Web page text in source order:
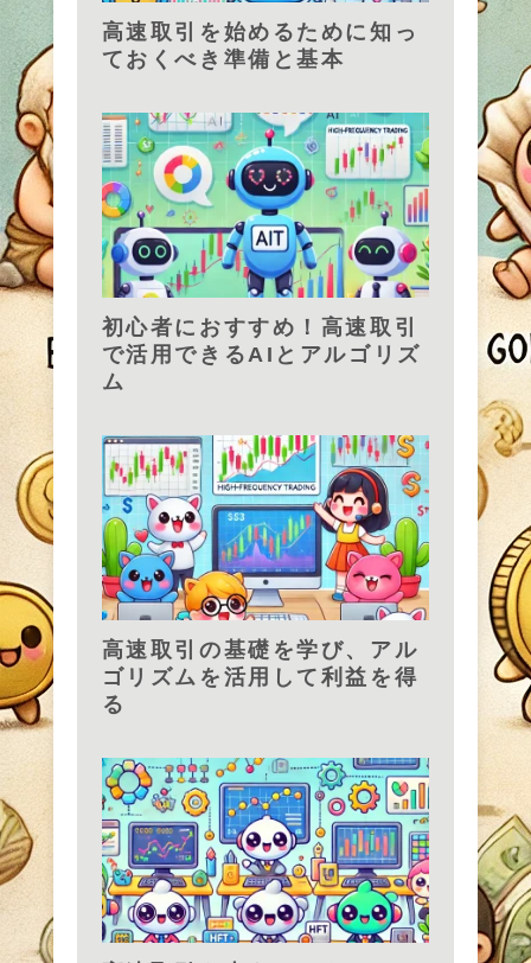
高速取引を始めるために知っ
ておくべき準備と基本
初心者におすすめ！高速取引
で活用できるAIとアルゴリズ
ム
高速取引の基礎を学び、アル
ゴリズムを活用して利益を得
る